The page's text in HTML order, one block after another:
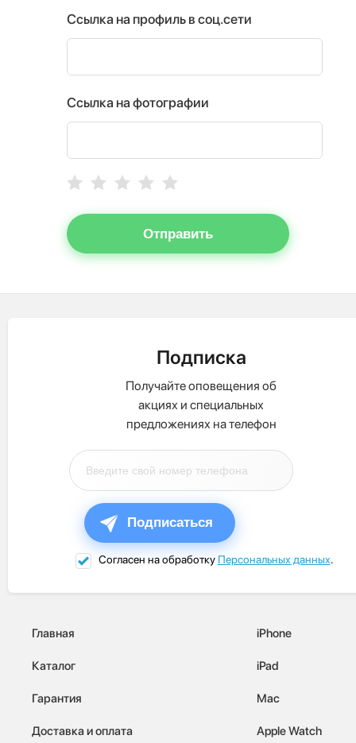
Ссылка на профиль в соц.сети
Ссылка на фотографии
Отправить
Подписка
Получайте оповещения об
акциях и специальных
предложениях на телефон
Подписаться
Согласен на обработку Персональных данных.
Главная
Каталог
Гарантия
Доставка и оплата
iPhone
iPad
Mac
Apple Watch